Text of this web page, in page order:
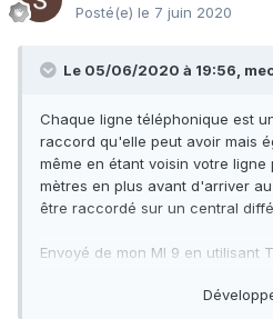
Posté(e) le 7 juin 2020
Le 05/06/2020 à 19:56,
Chaque ligne téléphonique est
raccord qu'elle peut avoir mais
même en étant voisin votre
mètres en plus avant d'arriver
être raccordé sur un central
Envoyé de mon MI 9 en utilisant